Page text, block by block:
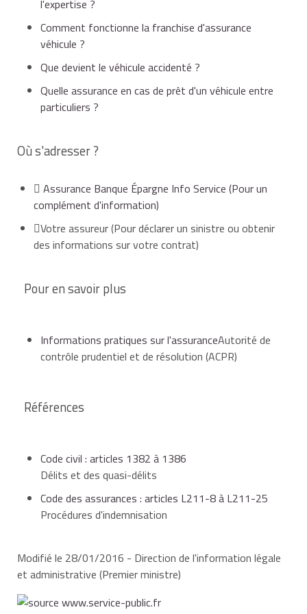
l'expertise ?
Comment fonctionne la franchise d'assurance
véhicule ?
Que devient le véhicule accidenté ?
Quelle assurance en cas de prêt d'un véhicule entre
particuliers ?
Où s'adresser ?
Assurance Banque Épargne Info Service (Pour un
complément d'information)
Votre assureur(Pour déclarer un sinistre ou obtenir
des informations sur votre contrat)
Pour en savoir plus
Informations pratiques sur l'assuranceAutorité de
contrôle prudentiel et de résolution (ACPR)
Références
Code civil : articles 1382 à 1386
Délits et des quasi-délits
Code des assurances : articles L211-8 à L211-25
Procédures d'indemnisation
Modifié le 28/01/2016 - Direction de l'information légale
et administrative (Premier ministre)